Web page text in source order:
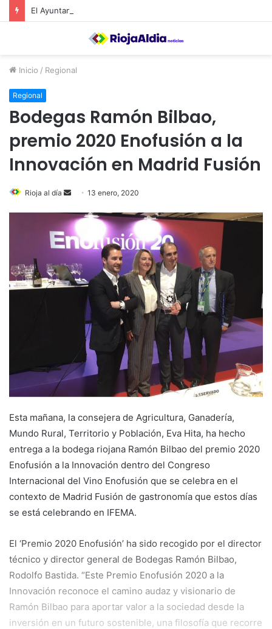
Inicio / Regional
Regional
Bodegas Ramón Bilbao,
premio 2020 Enofusión a la
Innovación en Madrid Fusión
Rioja al día
n
d
a
n
e
13 enero, 2020
Esta mañana, la consejera de Agricultura, Ganadería,
Mundo Rural, Territorio y Población, Eva Hita, ha hecho
entrega a la bodega riojana Ramón Bilbao del premio 2020
Enofusión a la Innovación dentro del Congreso
Internacional del Vino Enofusión que se celebra en el
contexto de Madrid Fusión de gastronomía que estos días
se está celebrando en IFEMA.
El ‘Premio 2020 Enofusión’ ha sido recogido por el director
técnico y director general de Bodegas Ramón Bilbao,
Rodolfo Bastida. “Este Premio Enofusión 2020 a la
Innovación reconoce el camino audaz y visionario de
Ramón Bilbao para aportar valor a la sociedad desde la
inversión en un futuro sostenible, una filosofía que recorre